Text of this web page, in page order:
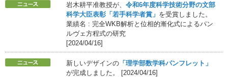
岩木耕平准教授が、 令和6年度科学技術分野の文部
科学大臣表彰「若手科学者賞」 を受賞しました。
業績名 : 完全WKB解析と位相的漸化式によるパン
ルヴェ方程式の研究
[2024/04/16]
新しいデザインの 「理学部数学科パンフレット」
が完成しました。 [2024/04/16]